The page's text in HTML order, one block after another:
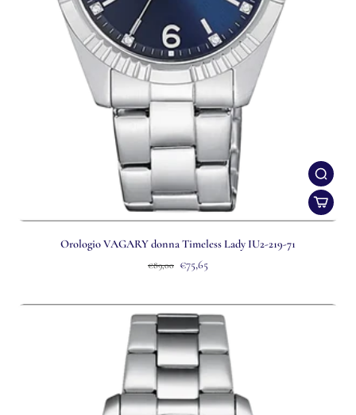
Orologio VAGARY donna Timeless Lady IU2-219-71
€89,00 €75,65